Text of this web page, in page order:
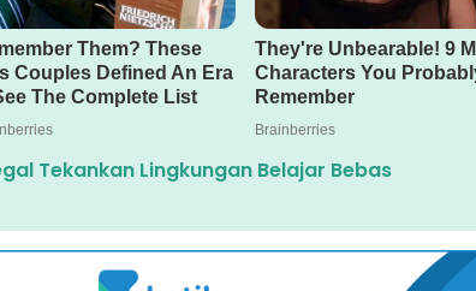
Tekankan Lingkungan Belajar Bebas